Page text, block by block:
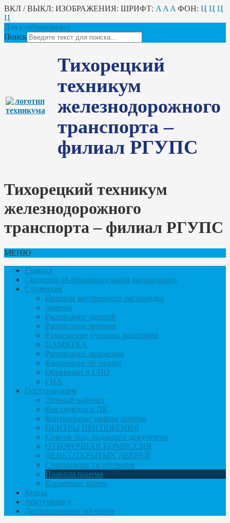
ВКЛ / ВЫКЛ: ИЗОБРАЖЕНИЯ: ШРИФТ: A A A ФОН: Ц Ц Ц
Ц
Для слабовидящих
Поиск
Тихорецкий
техникум
железнодорожного
транспорта –
филиал РГУПС
Тихорецкий техникум
железнодорожного
транспорта – филиал РГУПС
МЕНЮ
Главная
Сведения об образовательной организации
Студентам
Правила внутреннего распорядка
Замены
Расписание занятий
Расписание звонков
Размещение учебных аудиторий
ПАМЯТКА
Расписание экзаменов
Квитанции об оплате
Обркредит в СПО
ГИА
Поступающим
Личный кабинет
Инструкция к ЛК
Контрольные цифры приема
ЦЕНТРЫ ПРИТЯЖЕНИЯ
Список лиц, подавших документы
ОТБОРОЧНАЯ КОМИССИЯ
ДЕНЬ ОТКРЫТЫХ ДВЕРЕЙ
Специальности обучения
Правила приема
Карьерные карты
Курсы
Абитуриенту
Дистанционное обучение